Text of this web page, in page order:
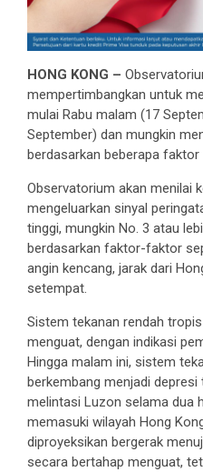
HONG KONG –
mempertimbangkan untuk
mulai Rabu malam (17
September) dan mungkin
berdasarkan beberapa faktor
Observatorium akan menilai
mengeluarkan sinyal
tinggi, mungkin No. 3 atau
berdasarkan faktor-faktor
angin kencang, jarak dari
setempat.
Sistem tekanan rendah
menguat, dengan indikasi
Hingga malam ini, sistem
berkembang menjadi
melintasi Luzon selama dua
memasuki wilayah Hong
diproyeksikan bergerak
secara bertahap menguat,